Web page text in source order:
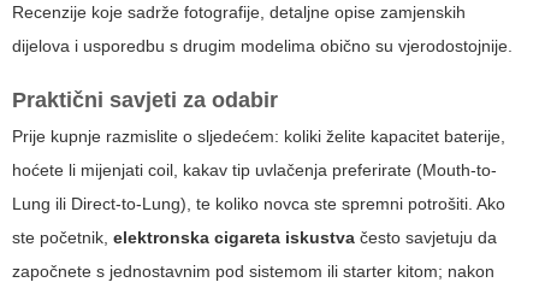
Recenzije koje sadrže fotografije, detaljne opise zamjenskih
dijelova i usporedbu s drugim modelima obično su vjerodostojnije.
Praktični savjeti za odabir
Prije kupnje razmislite o sljedećem: koliki želite kapacitet baterije,
hoćete li mijenjati coil, kakav tip uvlačenja preferirate (Mouth-to-
Lung ili Direct-to-Lung), te koliko novca ste spremni potrošiti. Ako
ste početnik, elektronska cigareta iskustva često savjetuju da
započnete s jednostavnim pod sistemom ili starter kitom; nakon